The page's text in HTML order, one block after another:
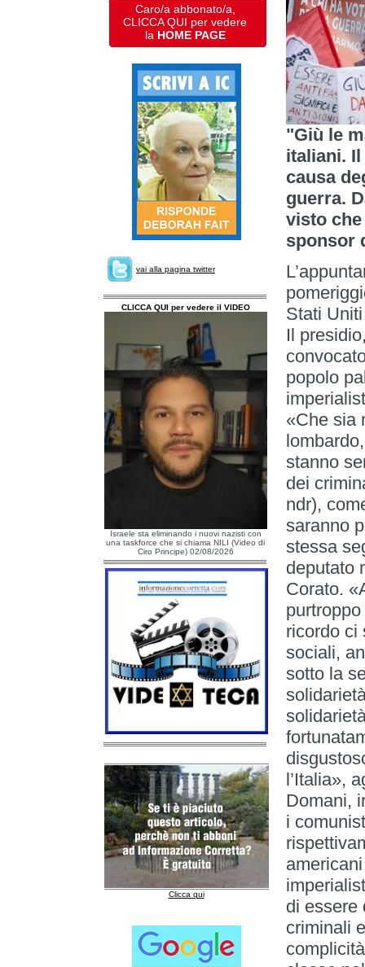
Caro/a abbonato/a,
CLICCA QUI per vedere
la HOME PAGE
vai alla pagina twitter
CLICCA QUI per vedere il VIDEO
Israele sta eliminando i nuovi nazisti con
una taskforce che si chiama NILI (Video di
Ciro Principe) 02/08/2026
Clicca qui
"Giù le
italiani.
causa
guerra.
visto
sponsor
Stati
Il
popolo
«Che sia
stanno
dei
ndr),
saranno
stessa
deputato
Corato.
ricordo ci
sociali,
sotto la
l’Italia»,
Domani,
i
di essere
criminali